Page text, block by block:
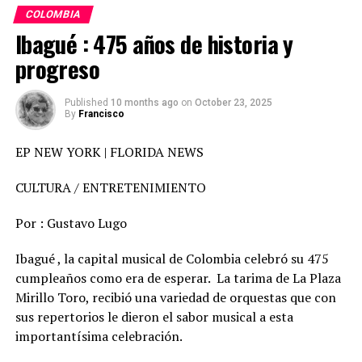
seguro, pues la inseguridad trae consecuencias.
Según el Dr. Romeu, psiquiatria barcelonés, sentirse
inseguro está relacionado a la falta de aceptación y de
confianza propia y aconseja algunos tips que favorecen
la seguridad:
· Visualizar los objetivos con éxito
· Aprovechar las experiencias para aprender
COLOMBIA
Ibagué : 475 años de historia y
progreso
Published 10 months ago on October 23, 2025
By Francisco
EP NEW YORK | FLORIDA NEWS
CULTURA / ENTRETENIMIENTO
Por : Gustavo Lugo
Ibagué , la capital musical de Colombia celebró su 475
cumpleaños como era de esperar. La tarima de La Plaza
Mirillo Toro, recibió una variedad de orquestas que con
sus repertorios le dieron el sabor musical a esta
importantísima celebración.